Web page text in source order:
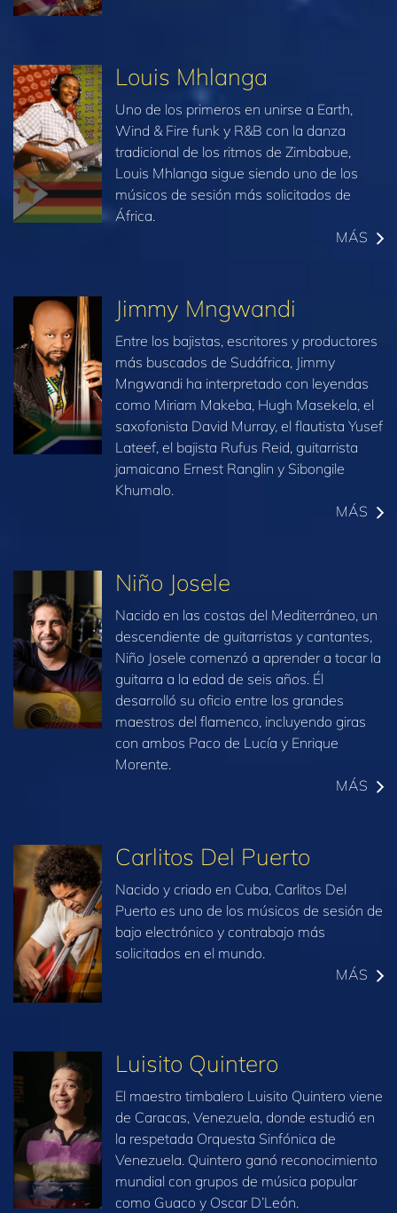
Louis Mhlanga
Uno de los primeros en unirse a Earth,
Wind & Fire funk y R&B con la danza
tradicional de los ritmos de Zimbabue,
Louis Mhlanga sigue siendo uno de los
músicos de sesión más solicitados de
África.
MÁS
Jimmy Mngwandi
Entre los bajistas, escritores y productores
más buscados de Sudáfrica, Jimmy
Mngwandi ha interpretado con leyendas
como Miriam Makeba, Hugh Masekela, el
saxofonista David Murray, el flautista Yusef
Lateef, el bajista Rufus Reid, guitarrista
jamaicano Ernest Ranglin y Sibongile
Khumalo.
MÁS
Niño Josele
Nacido en las costas del Mediterráneo, un
descendiente de guitarristas y cantantes,
Niño Josele comenzó a aprender a tocar la
guitarra a la edad de seis años. Él
desarrolló su oficio entre los grandes
maestros del flamenco, incluyendo giras
con ambos Paco de Lucía y Enrique
Morente.
MÁS
Carlitos Del Puerto
Nacido y criado en Cuba, Carlitos Del
Puerto es uno de los músicos de sesión de
bajo electrónico y contrabajo más
solicitados en el mundo.
MÁS
Luisito Quintero
El maestro timbalero Luisito Quintero viene
de Caracas, Venezuela, donde estudió en
la respetada Orquesta Sinfónica de
Venezuela. Quintero ganó reconocimiento
mundial con grupos de música popular
como Guaco y Oscar D’León.